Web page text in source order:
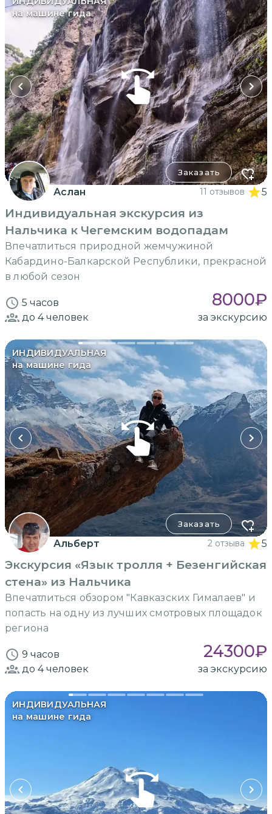
на машине гида
Заказать
Аслан 11 отзывов 5
Индивидуальная экскурсия из
Нальчика к Чегемским водопадам
Впечатлиться природной жемчужиной
Кабардино-Балкарской Республики, прекрасной
в любой сезон
5 часов 8000₽
до 4человек за экскурсию
ИНДИВИДУАЛЬНАЯ
на машине гида
Заказать
Альберт 2 отзыва 5
Экскурсия «Язык тролля + Безенгийская
стена» из Нальчика
Впечатлиться обзором "Кавказских Гималаев" и
попасть на одну из лучших смотровых площадок
региона
9 часов 24300₽
до 4человек за экскурсию
ИНДИВИДУАЛЬНАЯ
на машине гида